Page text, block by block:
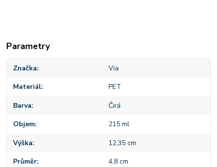
Parametry
Značka Via
Materiál PET
Barva Čirá
Objem 215 ml
Výška 12,35 cm
Průměr 4,8 cm